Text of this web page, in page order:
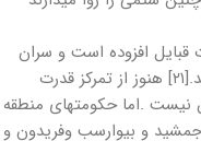
قبایل افزوده است و سران
قدرتمند قبایل واشراف آریایی رو به فزونی اند.[۲۱] هنوز از تمرکز قدرت
.اما حکومتهای منطقه
و بیوارسب وفریدون و